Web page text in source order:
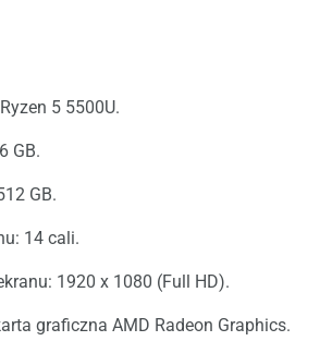
5 5500U.
GB.
GB.
14 cali.
1920 x 1080 (Full HD).
graficzna AMD Radeon Graphics.